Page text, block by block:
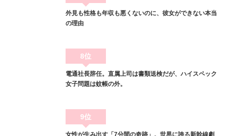
外見も性格も年収も悪くないのに、彼女ができない本当
の理由
8位
電通社長辞任。直属上司は書類送検だが、ハイスペック
女子問題は蚊帳の外。
9位
女性が生み出す「7分間の奇跡」。世界に誇る新幹線劇